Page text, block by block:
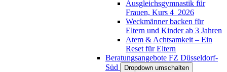
Ausgleichsgymnastik für
Frauen, Kurs 4_2026
Weckmänner backen für
Eltern und Kinder ab 3 Jahren
Atem & Achtsamkeit – Ein
Reset für Eltern
Beratungsangebote FZ Düsseldorf-
Süd
Dropdown umschalten